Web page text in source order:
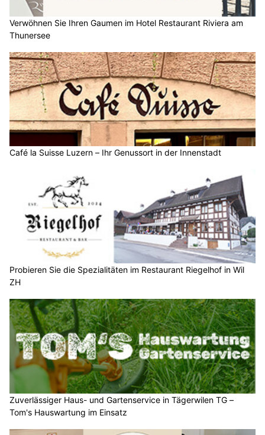
Verwöhnen Sie Ihren Gaumen im Hotel Restaurant Riviera am
Thunersee
Café la Suisse Luzern – Ihr Genussort in der Innenstadt
Probieren Sie die Spezialitäten im Restaurant Riegelhof in Wil
ZH
Zuverlässiger Haus- und Gartenservice in Tägerwilen TG –
Tom's Hauswartung im Einsatz